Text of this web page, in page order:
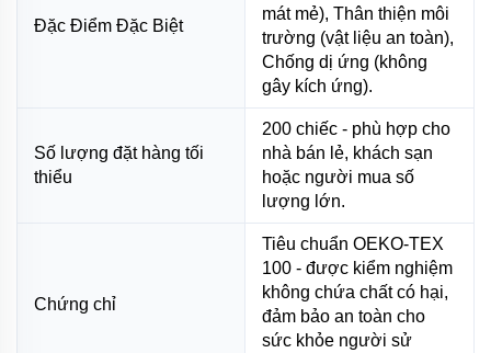
Đặc Điểm Đặc Biệt
mát mẻ), Thân thiện môi
trường (vật liệu an toàn),
Chống dị ứng (không
gây kích ứng).
Số lượng đặt hàng tối
thiểu
200 chiếc - phù hợp cho
nhà bán lẻ, khách sạn
hoặc người mua số
lượng lớn.
Chứng chỉ
Tiêu chuẩn OEKO-TEX
100 - được kiểm nghiệm
không chứa chất có hại,
đảm bảo an toàn cho
sức khỏe người sử